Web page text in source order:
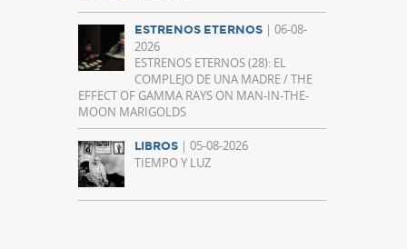
ESTRENOS ETERNOS | 06-08-
2026
ESTRENOS ETERNOS (28): EL
COMPLEJO DE UNA MADRE / THE
EFFECT OF GAMMA RAYS ON MAN-IN-THE-
MOON MARIGOLDS
LIBROS | 05-08-2026
TIEMPO Y LUZ